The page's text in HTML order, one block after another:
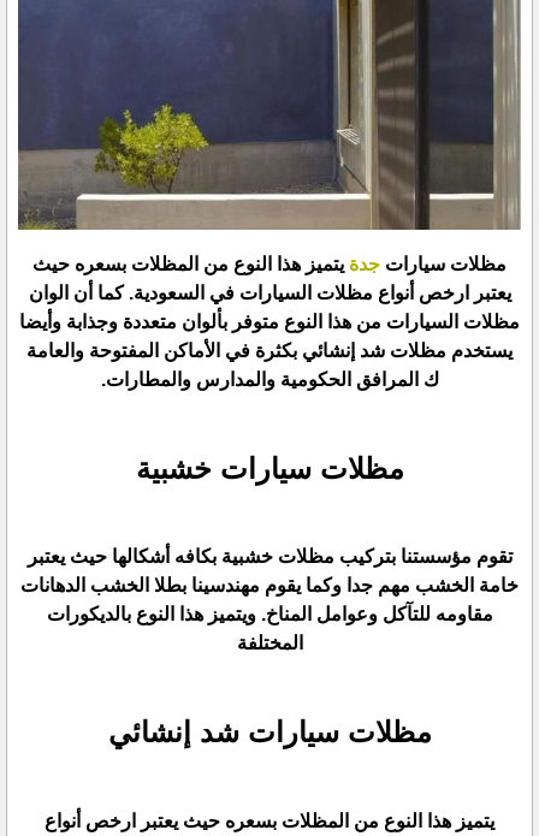
مظلات سيارات جدة يتميز هذا النوع من المظلات بسعره حيث
يعتبر ارخص أنواع مظلات السيارات في السعودية. كما أن الوان
مظلات السيارات من هذا النوع متوفر بألوان متعددة وجذابة وأيضا
يستخدم مظلات شد إنشائي بكثرة في الأماكن المفتوحة والعامة
ك المرافق الحكومية والمدارس والمطارات.
مظلات سيارات خشبية
تقوم مؤسستنا بتركيب مظلات خشبية بكافه أشكالها حيث يعتبر
خامة الخشب مهم جدا وكما يقوم مهندسينا بطلا الخشب الدهانات
مقاومه للتآكل وعوامل المناخ. ويتميز هذا النوع بالديكورات
المختلفة
مظلات سيارات شد إنشائي
يتميز هذا النوع من المظلات بسعره حيث يعتبر ارخص أنواع